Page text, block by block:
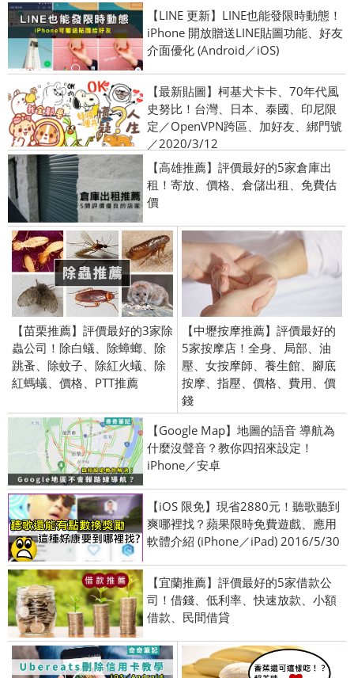
【LINE 更新】LINE也能發限時動態！
iPhone 開放贈送LINE貼圖功能、好友
介面優化 (Android／iOS)
【最新貼圖】柯基犬卡卡、70年代風
史努比！台灣、日本、泰國、印尼限
定／OpenVPN跨區、加好友、綁門號
／2020/3/12
【高雄推薦】評價最好的5家倉庫出
租！寄放、價格、倉儲出租、免費估
價
【苗栗推薦】評價最好的3家除
蟲公司！除白蟻、除蟑螂、除
跳蚤、除蚊子、除紅火蟻、除
紅螞蟻、價格、PTT推薦
【中壢按摩推薦】評價最好的
5家按摩店！全身、局部、油
壓、女按摩師、養生館、腳底
按摩、指壓、價格、費用、價
錢
【Google Map】地圖的語音 導航為
什麼沒聲音？教你四招來設定！
iPhone／安卓
【iOS 限免】現省2880元！聽歌聽到
爽哪裡找？蘋果限時免費遊戲、應用
軟體介紹 (iPhone／iPad) 2016/5/30
【宜蘭推薦】評價最好的5家借款公
司！借錢、低利率、快速放款、小額
借款、民間借貸